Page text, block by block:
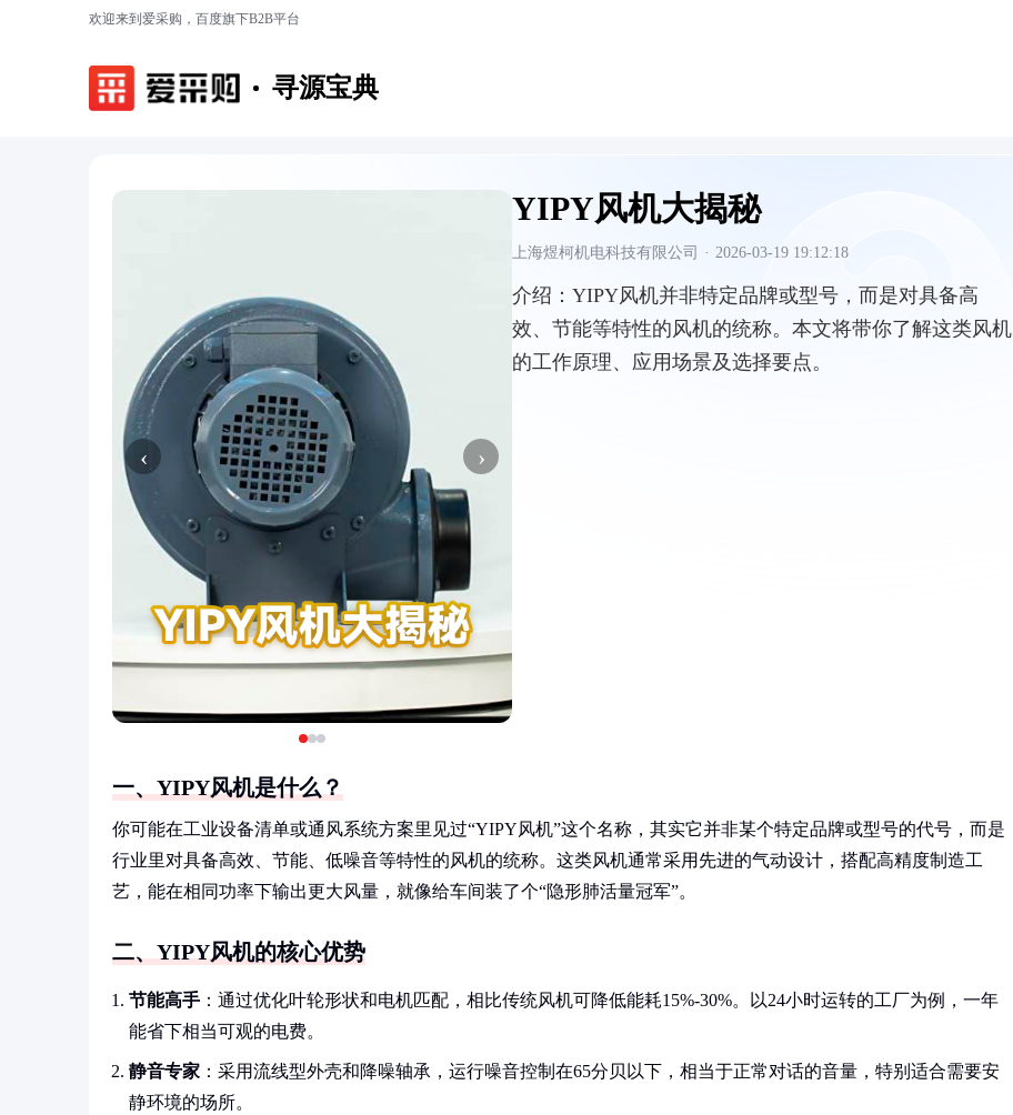
欢迎来到爱采购，百度旗下B2B平台
寻源宝典
‹ ›
YIPY风机大揭秘
上海煜柯机电科技有限公司 · 2026-03-19 19:12:18
介绍： YIPY风机并非特定品牌或型号，而是对具备高
效、节能等特性的风机的统称。本文将带你了解这类风机
的工作原理、应用场景及选择要点。
一、YIPY风机是什么？
你可能在工业设备清单或通风系统方案里见过“YIPY风机”这个名称，其实它并非某个特定品牌或型号的代号，而是
行业里对具备高效、节能、低噪音等特性的风机的统称。这类风机通常采用先进的气动设计，搭配高精度制造工
艺，能在相同功率下输出更大风量，就像给车间装了个“隐形肺活量冠军”。
二、YIPY风机的核心优势
节能高手 ：通过优化叶轮形状和电机匹配，相比传统风机可降低能耗15%-30%。以24小时运转的工厂为例，一年
能省下相当可观的电费。
静音专家 ：采用流线型外壳和降噪轴承，运行噪音控制在65分贝以下，相当于正常对话的音量，特别适合需要安
静环境的场所。